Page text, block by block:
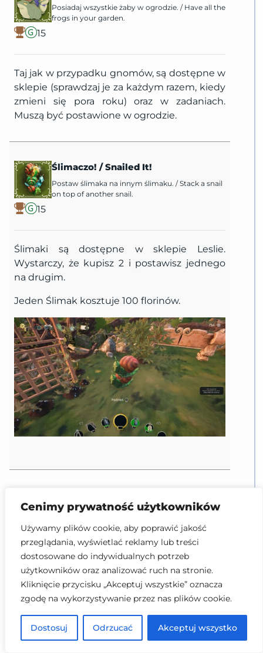
Cenimy prywatność użytkowników
Używamy plików cookie, aby poprawić jakość
przeglądania, wyświetlać reklamy lub treści
dostosowane do indywidualnych potrzeb
użytkowników oraz analizować ruch na stronie.
Kliknięcie przycisku „Akceptuj wszystkie” oznacza
zgodę na wykorzystywanie przez nas plików cookie.
Dostosuj Odrzucać Akceptuj wszystko
15
Posiadaj wszystkie żaby w ogrodzie. / Have all the
frogs in your garden.
Taj jak w przypadku gnomów, są dostępne w
sklepie (sprawdzaj je za każdym razem, kiedy
zmieni się pora roku) oraz w zadaniach.
Muszą być postawione w ogrodzie.
15
Ślimaczo! /Snailed It!
Postaw ślimaka na innym ślimaku. /Stack a snail
on top of another snail.
Ślimaki są dostępne w sklepie Leslie.
Wystarczy, że kupisz 2 i postawisz jednego
na drugim.
Jeden Ślimak kosztuje 100 florinów.
15
geous Pumpkin
Posiadaj wszystkie dynie w ogrodzie. / Have all
the pumpkins in the garden.
Są dostępne jesienią w sklepie. Muszą być
postawione w ogrodzie.